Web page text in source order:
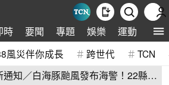
時 要聞 專題 娛樂 運動 全球
風災伴你成長 跨世代 TCN
知／白海豚颱風發布海警！22縣市